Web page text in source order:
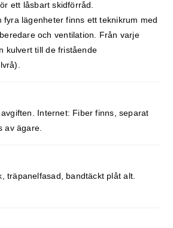
ett låsbart skidförråd.
fyra lägenheter finns ett teknikrum med
och ventilation. Från varje
kulvert till de fristående
Internet: Fiber finns, separat
av ägare.
träpanelfasad, bandtäckt plåt alt.